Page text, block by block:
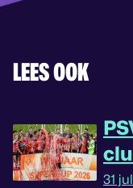
LEES OOK
31